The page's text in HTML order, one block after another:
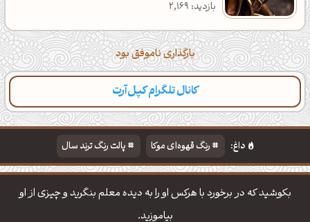
بازدید: 2,169
بارگذاری ناموفق بود
کانال تلگرام کپل‌آرت
داغ: رنگ قهوه‌ای موکا
پالت رنگ ترند سال
دانلود والپیپر مذهبی
تایپوگرافی شعر مولانا
بکوشید که در برخورد با هرکس او را به دیده معلم بنگرید و چیزی از او
بیاموزید.